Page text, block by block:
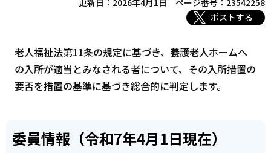
更新日：2026年4月1日
ページ番号：23542258
ポストする
老人福祉法第11条の規定に基づき、養護老人ホームへ
の入所が適当とみなされる者について、その入所措置の
要否を措置の基準に基づき総合的に判定します。
委員情報（令和7年4月1日現在）